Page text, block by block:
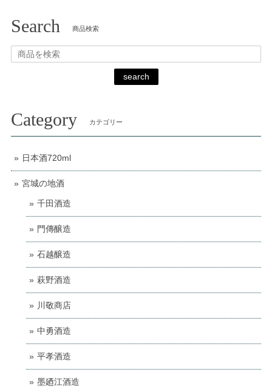
Search 商品検索
search
Category カテゴリー
日本酒720ml
宮城の地酒
千田酒造
門傳醸造
石越醸造
萩野酒造
川敬商店
中勇酒造
平孝酒造
墨廼江酒造